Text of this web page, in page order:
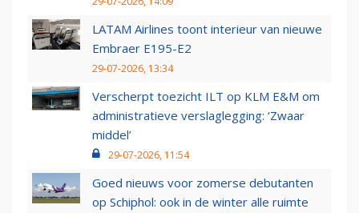
LATAM Airlines toont interieur van nieuwe
Embraer E195-E2
29-07-2026, 13:34
Verscherpt toezicht ILT op KLM E&M om
administratieve verslaglegging: ‘Zwaar
middel’
29-07-2026, 11:54
Goed nieuws voor zomerse debutanten
op Schiphol: ook in de winter alle ruimte